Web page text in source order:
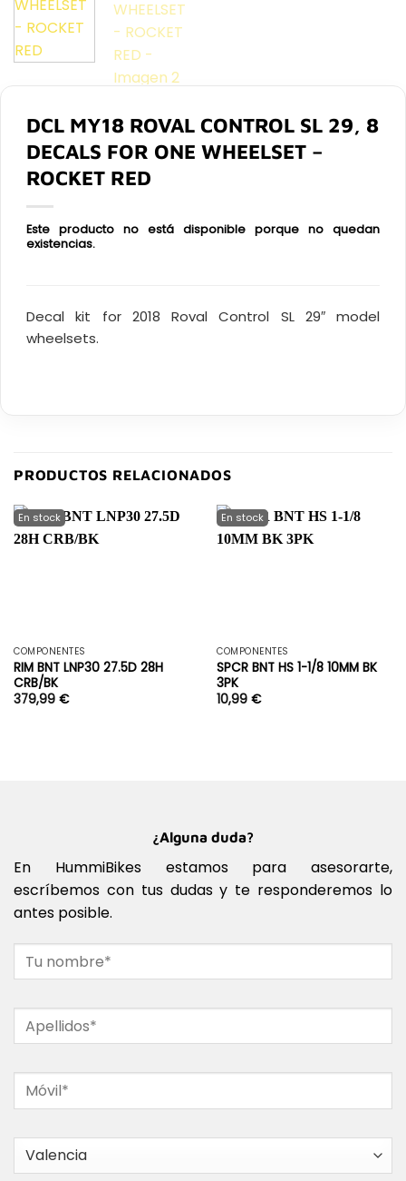
DCL MY18 ROVAL CONTROL SL 29, 8
DECALS FOR ONE WHEELSET –
ROCKET RED
Este producto no está disponible porque no quedan
existencias.
Decal kit for 2018 Roval Control SL 29″ model
wheelsets.
PRODUCTOS RELACIONADOS
COMPONENTES
RIM BNT LNP30 27.5D 28H
CRB/BK
379,99 €
COMPONENTES
SPCR BNT HS 1-1/8 10MM BK
3PK
10,99 €
¿Alguna duda?
En HummiBikes estamos para asesorarte,
escríbemos con tus dudas y te responderemos lo
antes posible.